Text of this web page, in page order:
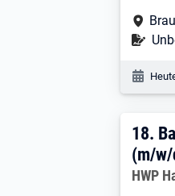
18.
18.
(m/
HWP